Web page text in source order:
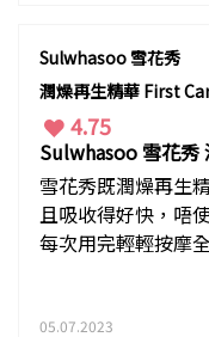
Sulwhasoo 雪花秀
潤燥再生精華 First
4.75
Sulwhasoo 雪花秀
華
雪花秀既潤燥再生
且吸收得好快，唔
每次用完輕輕按摩
05.07.2023